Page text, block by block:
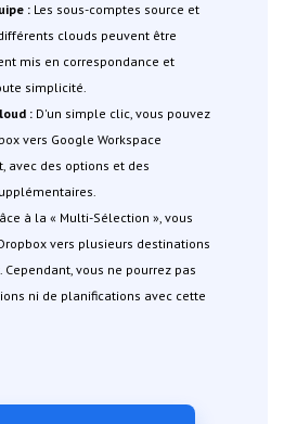
:Les sous-comptes source et
clouds peuvent être
mis en correspondance et
simplicité.
:D'un simple clic, vous pouvez
vers Google Workspace
avec des options et des
à la « Multi-Sélection », vous
vers plusieurs destinations
vous ne pourrez pas
ni de planifications avec cette